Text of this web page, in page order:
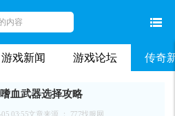
游戏新闻 游戏论坛
传奇
血武器选择攻略
03:55文章来源 ： 777找服网